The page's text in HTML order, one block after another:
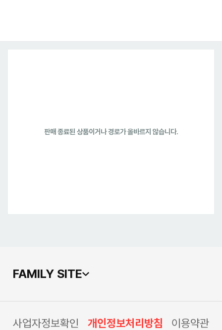
판매 종료된 상품이거나 경로가 올바르지 않습니다.
FAMILY SITE
사업자정보확인 개인정보처리방침 이용약관